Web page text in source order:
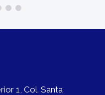
1, Col. Santa